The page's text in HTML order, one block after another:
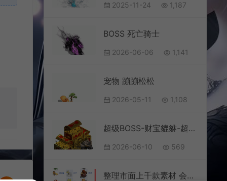
2025-11-24 1,187
BOSS 死亡骑士
2026-06-06 1,141
宠物 蹦蹦松松
2026-05-11 1,108
超级BOSS-财宝貔貅-超超超巨大
2026-06-10 569
整理市面上千款素材 会员免费下 可单独买-5个多G